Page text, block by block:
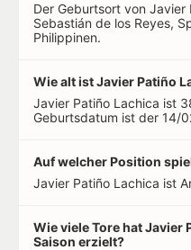
Der Geburtsort von Javier
Sebastián de los Reyes,
Philippinen.
Wie alt ist Javier Patiño
Javier Patiño Lachica ist
Geburtsdatum ist der 14/
Auf welcher Position
Javier Patiño Lachica ist
Wie viele Tore hat Javier
Saison erzielt?